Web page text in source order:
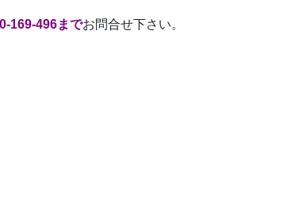
169-496までお問合せ下さい。